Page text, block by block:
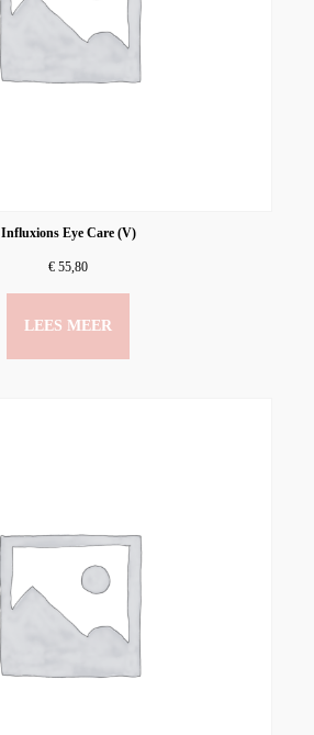
Influxions Eye Care (V)
€ 55,80
LEES MEER